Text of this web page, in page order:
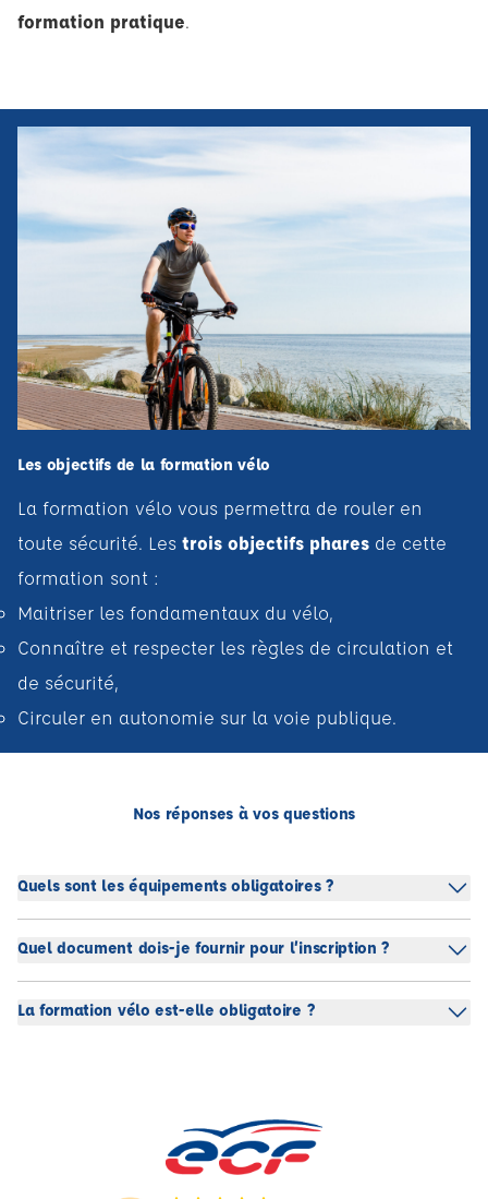
formation pratique.
Les objectifs de la formation vélo
La formation vélo vous permettra de rouler en
toute sécurité. Les trois objectifs phares de cette
formation sont :
Maitriser les fondamentaux du vélo,
Connaître et respecter les règles de circulation et
de sécurité,
Circuler en autonomie sur la voie publique.
Nos réponses à vos questions
Quels sont les équipements obligatoires ?
Quel document dois-je fournir pour l’inscription ?
La formation vélo est-elle obligatoire ?